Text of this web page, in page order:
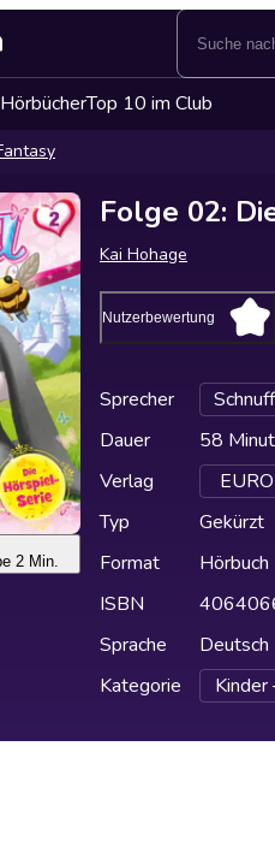
Top 10 im Club
2 Min.
Folge 02:
Kai Hohage
Nutzerbewertung
Sprecher
Dauer
58
Verlag
Typ
Gekürzt
Format
ISBN
Sprache
Deutsch
Kategorie
Kinder